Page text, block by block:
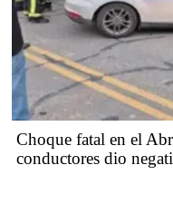
Choque fatal en el
conductores dio